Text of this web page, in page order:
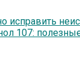
исправить
107: